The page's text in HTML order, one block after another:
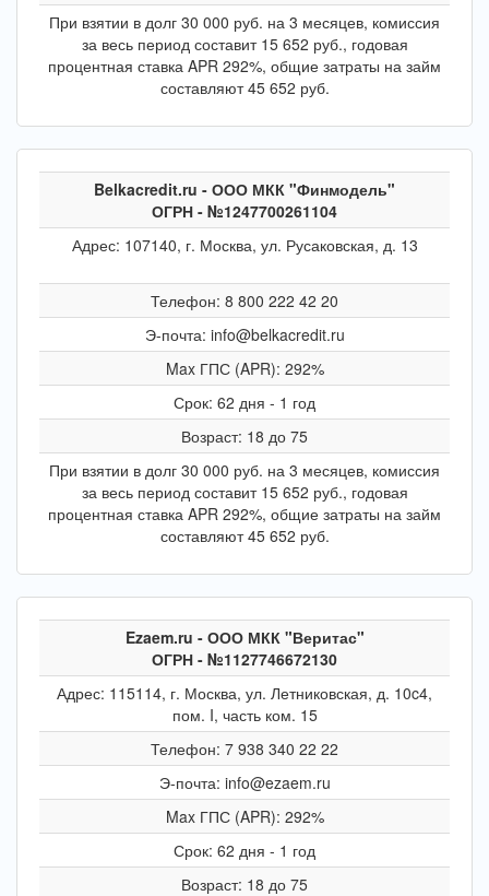
При взятии в долг 30 000 руб. на 3 месяцев, комиссия
за весь период составит 15 652 руб., годовая
процентная ставка APR 292%, общие затраты на займ
составляют 45 652 руб.
Belkacredit.ru - ООО МКК "Финмодель"
ОГРН - №1247700261104
Адрес: 107140, г. Москва, ул. Русаковская, д. 13
Телефон: 8 800 222 42 20
Э-почта: info@belkacredit.ru
Max ГПС (APR): 292%
Срок: 62 дня - 1 год
Возраст: 18 до 75
При взятии в долг 30 000 руб. на 3 месяцев, комиссия
за весь период составит 15 652 руб., годовая
процентная ставка APR 292%, общие затраты на займ
составляют 45 652 руб.
Ezaem.ru - ООО МКК "Веритас"
ОГРН - №1127746672130
Адрес: 115114, г. Москва, ул. Летниковская, д. 10c4,
пом. I, часть ком. 15
Телефон: 7 938 340 22 22
Э-почта: info@ezaem.ru
Max ГПС (APR): 292%
Срок: 62 дня - 1 год
Возраст: 18 до 75